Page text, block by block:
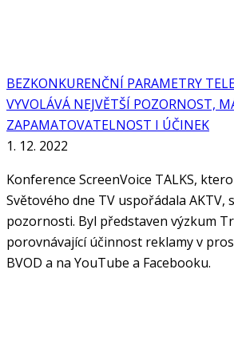
BEZKONKURENČNÍ PARAMETRY
VYVOLÁVÁ NEJVĚTŠÍ POZORNOST,
ZAPAMATOVATELNOST I ÚČINEK
1. 12. 2022
Konference ScreenVoice TALKS,
Světového dne TV uspořádala AKTV,
pozornosti. Byl představen výzkum
porovnávající účinnost reklamy v
BVOD a na YouTube a Facebooku.